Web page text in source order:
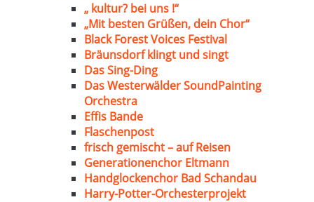
„ kultur? bei uns !“
„Mit besten Grüßen, dein Chor“
Black Forest Voices Festival
Bräunsdorf klingt und singt
Das Sing-Ding
Das Westerwälder SoundPainting
Orchestra
Effis Bande
Flaschenpost
frisch gemischt – auf Reisen
Generationenchor Eltmann
Handglockenchor Bad Schandau
Harry-Potter-Orchesterprojekt